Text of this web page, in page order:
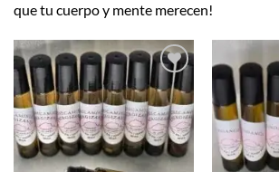
que tu cuerpo y mente merecen!
Añadir
a la
lista de
deseos